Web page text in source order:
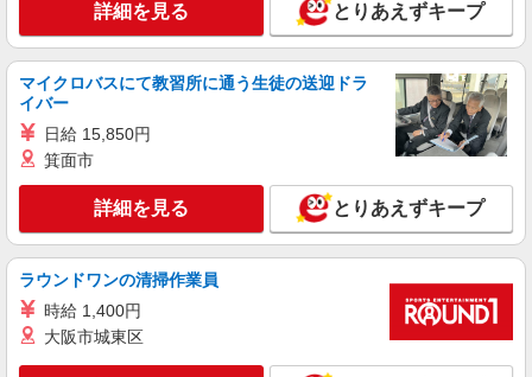
詳細を見る とりあえずキープ
マイクロバスにて教習所に通う生徒の送迎ドラ
イバー
日給 15,850円
箕面市
詳細を見る とりあえずキープ
ラウンドワンの清掃作業員
時給 1,400円
大阪市城東区